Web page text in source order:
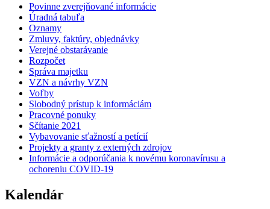
Povinne zverejňované informácie
Úradná tabuľa
Oznamy
Zmluvy, faktúry, objednávky
Verejné obstarávanie
Rozpočet
Správa majetku
VZN a návrhy VZN
Voľby
Slobodný prístup k informáciám
Pracovné ponuky
Sčítanie 2021
Vybavovanie sťažností a petícií
Projekty a granty z externých zdrojov
Informácie a odporúčania k novému koronavírusu a
ochoreniu COVID-19
Kalendár